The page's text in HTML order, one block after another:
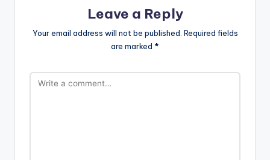
Leave a Reply
Your email address will not be published. Required fields
are marked *